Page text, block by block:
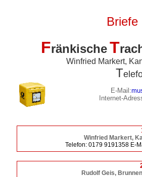
Briefe
Fränkische T
Winfried Markert,
T
E-Mail:
Internet-
Winfried Markert,
Telefon: 0179 9191358 E-
Rudolf Geis,